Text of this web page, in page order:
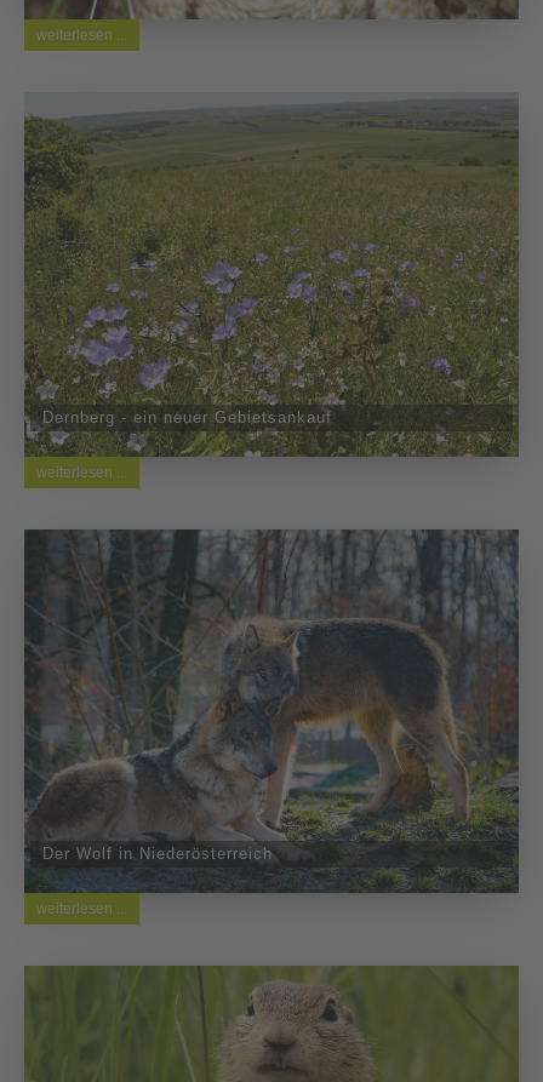
weiterlesen ...
Dernberg - ein neuer Gebietsankauf
weiterlesen ...
Der Wolf in Niederösterreich
weiterlesen ...